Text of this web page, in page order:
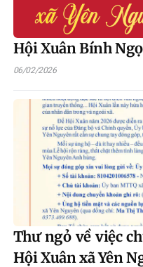
Hội Xuân Bính
06/02/2026
Thư ngỏ về việc
Hội Xuân xã Yên